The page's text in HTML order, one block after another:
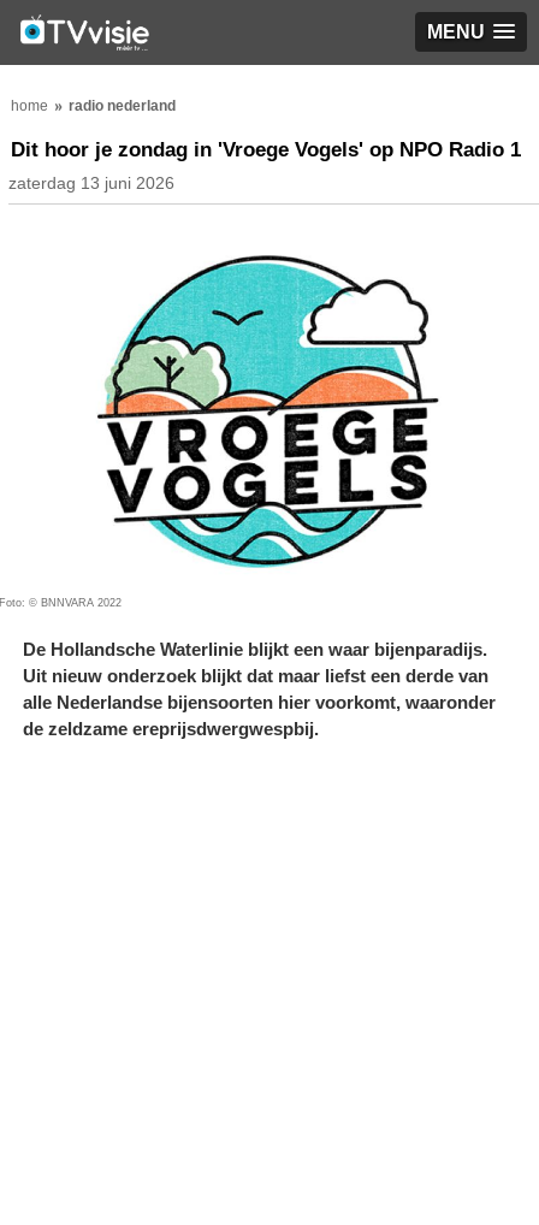
MENU
home radio nederland
Dit hoor je zondag in 'Vroege Vogels' op NPO Radio 1
zaterdag 13 juni 2026
Foto: © BNNVARA 2022
De Hollandsche Waterlinie blijkt een waar bijenparadijs.
Uit nieuw onderzoek blijkt dat maar liefst een derde van
alle Nederlandse bijensoorten hier voorkomt, waaronder
de zeldzame ereprijsdwergwespbij.